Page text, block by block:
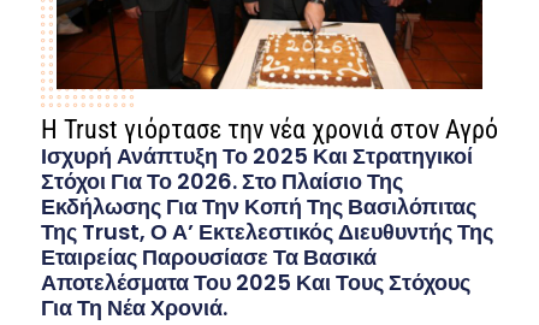
Η Trust γιόρτασε την νέα χρονιά στον Αγρό
Ισχυρή Ανάπτυξη Το 2025 Και Στρατηγικοί
Στόχοι Για Το 2026. Στο Πλαίσιο Της
Εκδήλωσης Για Την Κοπή Της Βασιλόπιτας
Της Trust, Ο Α’ Εκτελεστικός Διευθυντής Της
Εταιρείας Παρουσίασε Τα Βασικά
Αποτελέσματα Του 2025 Και Τους Στόχους
Για Τη Νέα Χρονιά.